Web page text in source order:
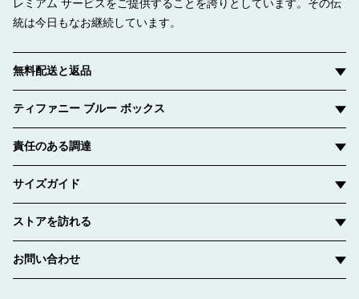
レミアム サービスをご提供することを誇りとしています。その伝
統は今日もなお継続しています。
無料配送と返品
ティファニー ブルー ボックス
責任のある調達
サイズガイド
ストアを訪れる
お問い合わせ